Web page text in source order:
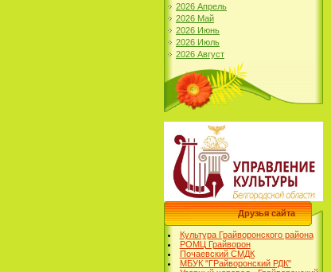
2026 Апрель
2026 Май
2026 Июнь
2026 Июль
2026 Август
Друзья сайта
Культура Грайворонского района
РОМЦ Грайворон
Почаевский СМДК
МБУК "ГРайворонский РДК"